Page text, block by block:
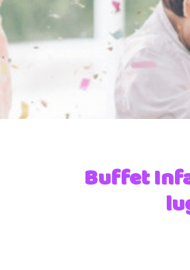
Buffet